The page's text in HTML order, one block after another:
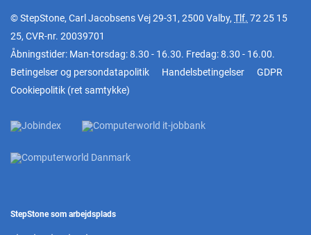
© StepStone, Carl Jacobsens Vej 29-31, 2500 Valby, Tlf. 72 25 15
25, CVR-nr. 20039701
Åbningstider: Man-torsdag: 8.30 - 16.30. Fredag: 8.30 - 16.00.
Betingelser og persondatapolitik
Handelsbetingelser
GDPR
Cookiepolitik (ret samtykke)
StepStone som arbejdsplads